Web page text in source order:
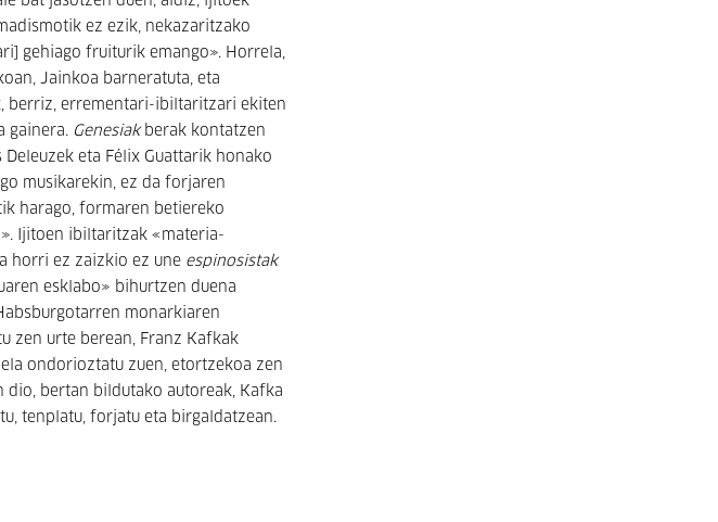
ez ezik, nekazaritzako
gehiago fruiturik emango». Horrela,
Jainkoa barneratuta, eta
berriz, errementari-ibiltaritzari ekiten
gainera. Genesiakberak kontatzen
eta Félix Guattarik honako
musikarekin, ez da forjaren
harago, formaren betiereko
Ijitoen ibiltaritzak «materia-
horri ez zaizkio ez une espinosistak
esklabo» bihurtzen duena
monarkiaren
zen urte berean, Franz Kafkak
ondorioztatu zuen, etortzekoa zen
bertan bildutako autoreak, Kafka
tenplatu, forjatu eta birgaldatzean.